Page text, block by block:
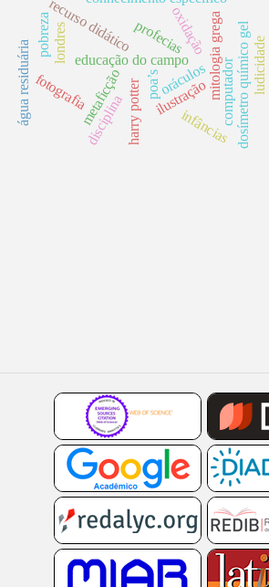
educação do campo
recurso didático
oráculosmitologia grega
harry potter
profecias
metaficção ilustração
fotografia computadordosímetro químico gel
oxidação
poa’s
disciplina
londres
água residuária
pobreza
infâncias
ludicidade